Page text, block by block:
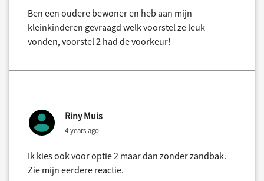
Ben een oudere bewoner en heb aan mijn
kleinkinderen gevraagd welk voorstel ze leuk
vonden, voorstel 2 had de voorkeur!
Riny Muis
4 years ago
Ik kies ook voor optie 2 maar dan zonder zandbak.
Zie mijn eerdere reactie.